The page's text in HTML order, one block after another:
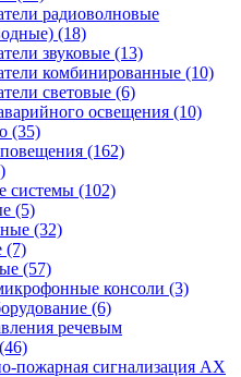
радиоволновые
(18)
звуковые (13)
комбинированные (10)
световые (6)
освещения (10)
(35)
(162)
системы (102)
(5)
(32)
(7)
(57)
консоли (3)
(6)
речевым
(46)
пожарная сигнализация AX